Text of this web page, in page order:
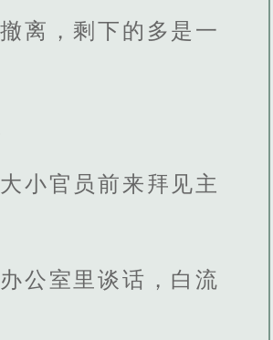
离，剩下的多是一
小官员前来拜见主
公室里谈话，白流